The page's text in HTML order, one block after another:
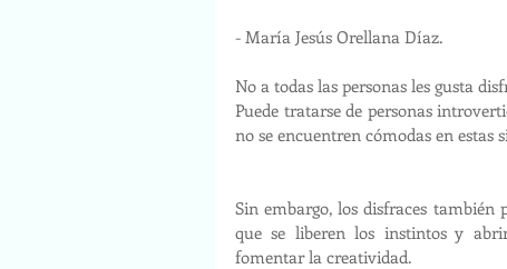
- María Jesús Orellana Díaz.
No a todas las personas les gusta
Puede tratarse de personas
no se encuentren cómodas en estas
Sin embargo, los disfraces
que se liberen los instintos y
fomentar la creatividad.